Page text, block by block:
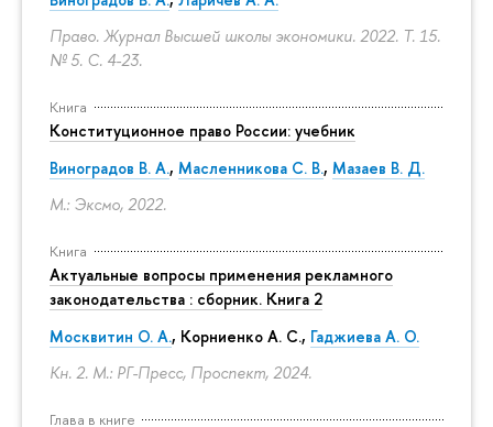
Право. Журнал Высшей школы экономики. 2022. Т. 15.
№ 5. С. 4-23.
Книга
Конституционное право России: учебник
Виноградов В. А., Масленникова С. В., Мазаев В. Д.
М.: Эксмо, 2022.
Книга
Актуальные вопросы применения рекламного
законодательства : сборник. Книга 2
Москвитин О. А., Корниенко А. С., Гаджиева А. О.
Кн. 2. М.: РГ-Пресс, Проспект, 2024.
Глава в книге